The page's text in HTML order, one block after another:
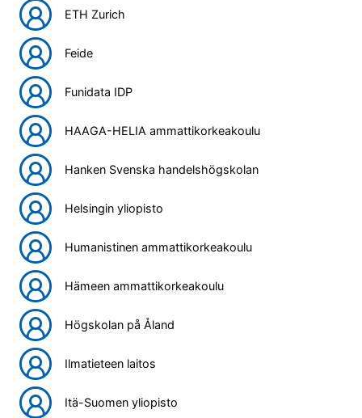
ETH Zurich
Feide
Funidata IDP
HAAGA-HELIA ammattikorkeakoulu
Hanken Svenska handelshögskolan
Helsingin yliopisto
Humanistinen ammattikorkeakoulu
Hämeen ammattikorkeakoulu
Högskolan på Åland
Ilmatieteen laitos
Itä-Suomen yliopisto